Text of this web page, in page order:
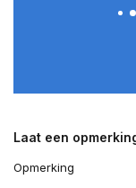
Laat een
Opmerking